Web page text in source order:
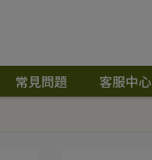
常見問題 客服中心